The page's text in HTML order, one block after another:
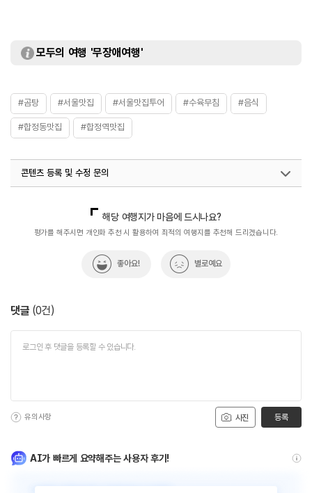
모두의 여행 '무장애여행'
#곰탕 #서울맛집 #서울맛집투어 #수육무침 #음식
#합정동맛집 #합정역맛집
콘텐츠 등록 및 수정 문의
해당 여행지가 마음에 드시나요?
평가를 해주시면 개인화 추천 시 활용하여 최적의 여행지를 추천해 드리겠습니다.
좋아요! 별로예요
댓글 (0건)
사진
유의사항 등록
AI가 빠르게 요약해주는 사용자 후기!